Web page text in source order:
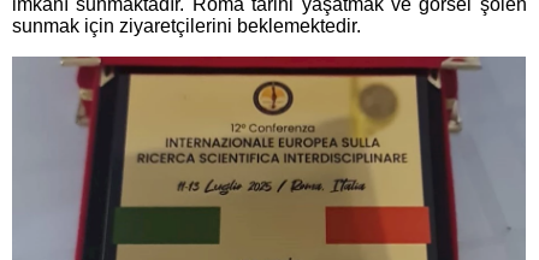
imkânı sunmaktadır. Roma tarihi yaşatmak ve görsel şölen
sunmak için ziyaretçilerini beklemektedir.